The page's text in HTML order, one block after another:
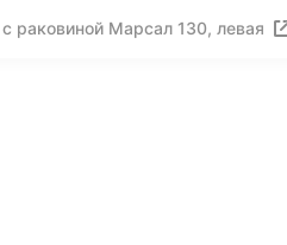
раковиной Марсал 130, левая